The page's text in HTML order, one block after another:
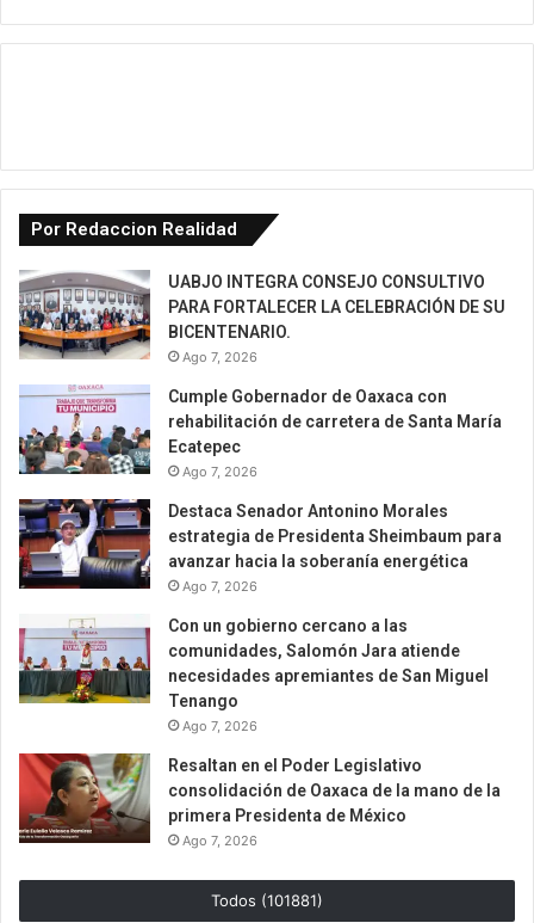
Por Redaccion Realidad
UABJO INTEGRA CONSEJO CONSULTIVO
PARA FORTALECER LA CELEBRACIÓN DE SU
BICENTENARIO.
Ago 7, 2026
Cumple Gobernador de Oaxaca con
rehabilitación de carretera de Santa María
Ecatepec
Ago 7, 2026
Destaca Senador Antonino Morales
estrategia de Presidenta Sheimbaum para
avanzar hacia la soberanía energética
Ago 7, 2026
Con un gobierno cercano a las
comunidades, Salomón Jara atiende
necesidades apremiantes de San Miguel
Tenango
Ago 7, 2026
Resaltan en el Poder Legislativo
consolidación de Oaxaca de la mano de la
primera Presidenta de México
Ago 7, 2026
Todos (101881)